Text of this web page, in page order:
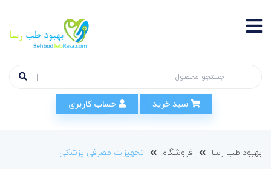
سبد خرید حساب کاربری
بهبود طب رسا فروشگاه تجهیزات مصرفی پزشکی